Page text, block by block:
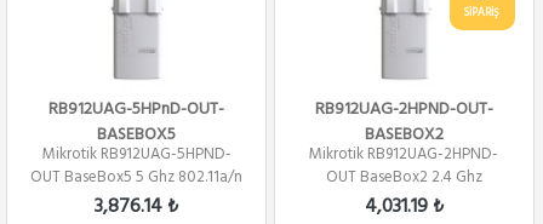
RB912UAG-5HPnD-OUT-
BASEBOX5
Mikrotik RB912UAG-5HPND-
OUT BaseBox5 5 Ghz 802.11a/n
2x2 Mimo PTP/...
3,876.14 ₺
SİPARİŞ
RB912UAG-2HPND-OUT-
BASEBOX2
Mikrotik RB912UAG-2HPND-
OUT BaseBox2 2.4 Ghz
802.11a/n 2x2 Mimo PT...
4,031.19 ₺